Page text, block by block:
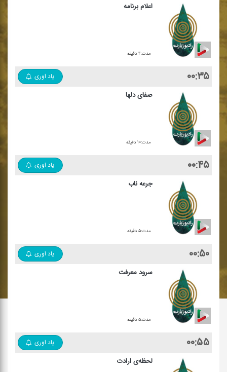
اعلام برنامه
مدت:۴ دقیقه
۰۰:۳۵ یاد اوری
صفای دلها
مدت:۱۰ دقیقه
۰۰:۴۵ یاد اوری
جرعه ناب
مدت:۵ دقیقه
۰۰:۵۰ یاد اوری
سرود معرفت
مدت:۵ دقیقه
۰۰:۵۵ یاد اوری
لحظه‌ی ارادت